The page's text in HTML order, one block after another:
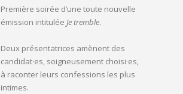
Première soirée d’une toute nouvelle
émission intitulée Je tremble.
Deux présentatrices amènent des
candidat·es, soigneusement choisi·es,
à raconter leurs confessions les plus
intimes.